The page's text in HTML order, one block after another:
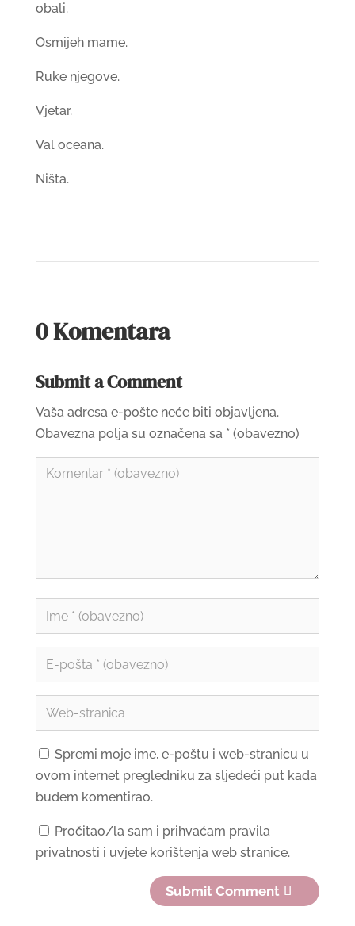
obali.
Osmijeh mame.
Ruke njegove.
Vjetar.
Val oceana.
Ništa.
0 Komentara
Submit a Comment
Vaša adresa e-pošte neće biti objavljena.
Obavezna polja su označena sa * (obavezno)
Spremi moje ime, e-poštu i web-stranicu u
ovom internet pregledniku za sljedeći put kada
budem komentirao.
Pročitao/la sam i prihvaćam pravila
privatnosti i uvjete korištenja web stranice.
Submit Comment